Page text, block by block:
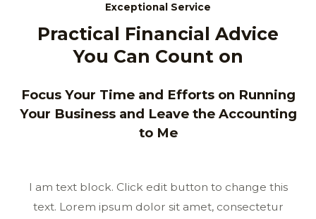
Exceptional Service
Practical Financial Advice
You Can Count on
Focus Your Time and Efforts on Running
Your Business and Leave the Accounting
to Me
I am text block. Click edit button to change this
text. Lorem ipsum dolor sit amet, consectetur